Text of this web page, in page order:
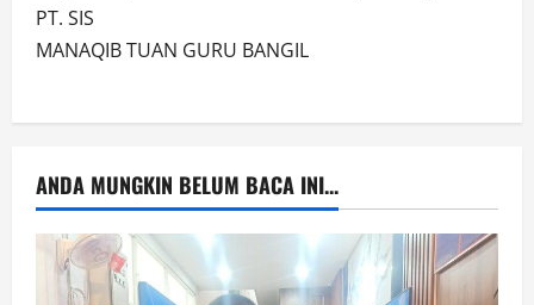
PT. SIS
MANAQIB TUAN GURU BANGIL
ANDA MUNGKIN BELUM BACA INI...